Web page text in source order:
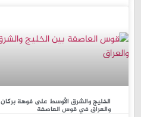
الخليج والشرق الأوسط على فوهة بركان
والعراق في قوس العاصفة